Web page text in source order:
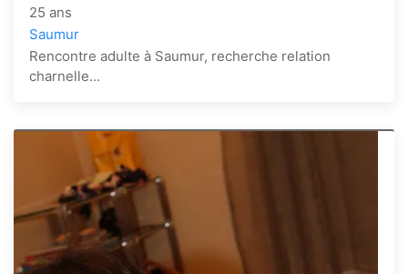
25 ans
Saumur
Rencontre adulte à Saumur, recherche relation
charnelle...